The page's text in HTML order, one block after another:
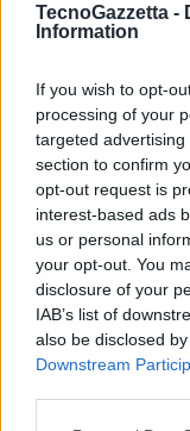
TecnoGazzetta -
Information
If you wish to opt-
processing of your
targeted
section to confirm
opt-out request is
interest-based ads
us or personal
your opt-out. You
disclosure of your
IAB’s list of
also be disclosed
Downstream
“Connected” sarà